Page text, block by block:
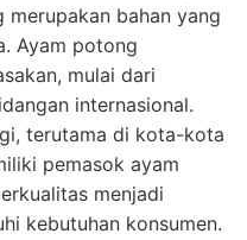
merupakan bahan yang
Ayam potong
mulai dari
internasional.
terutama di kota-kota
pemasok ayam
menjadi
kebutuhan konsumen.